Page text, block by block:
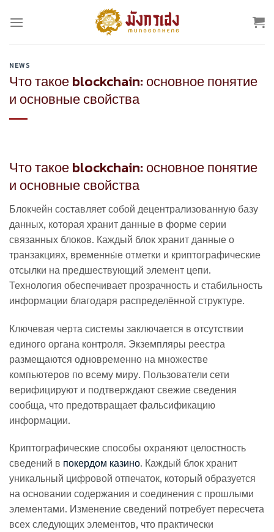
NEWS
Что такое blockchain: основное понятие
и основные свойства
Что такое blockchain: основное понятие
и основные свойства
Блокчейн составляет собой децентрализованную базу
данных, которая хранит данные в форме серии
связанных блоков. Каждый блок хранит данные о
транзакциях, временны́е отметки и криптографические
отсылки на предшествующий элемент цепи.
Технология обеспечивает прозрачность и стабильность
информации благодаря распределённой структуре.
Ключевая черта системы заключается в отсутствии
единого органа контроля. Экземпляры реестра
размещаются одновременно на множестве
компьютеров по всему миру. Пользователи сети
верифицируют и подтверждают свежие сведения
сообща, что предотвращает фальсификацию
информации.
Криптографические способы охраняют целостность
сведений в покердом казино. Каждый блок хранит
уникальный цифровой отпечаток, который образуется
на основании содержания и соединения с прошлыми
элементами. Изменение сведений потребует пересчета
всех следующих элементов, что практически